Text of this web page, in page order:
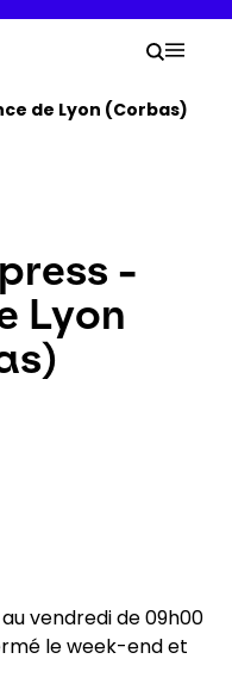
de Lyon (Corbas)
-
Lyon
vendredi de 09h00
le week-end et